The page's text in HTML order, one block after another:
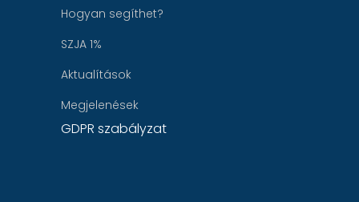
Hogyan segíthet?
SZJA 1%
Aktualítások
Megjelenések
GDPR szabályzat